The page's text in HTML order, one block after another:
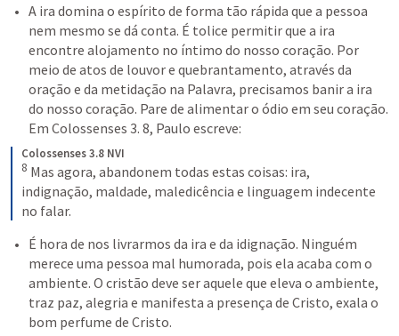
A ira domina o espírito de forma tão rápida que a pessoa
nem mesmo se dá conta. É tolice permitir que a ira
encontre alojamento no íntimo do nosso coração. Por
meio de atos de louvor e quebrantamento, através da
oração e da metidação na Palavra, precisamos banir a ira
do nosso coração. Pare de alimentar o ódio em seu coração.
Em Colossenses 3. 8, Paulo escreve:
Colossenses 3.8 NVI
8 Mas agora, abandonem todas estas coisas: ira,
indignação, maldade, maledicência e linguagem indecente
no falar.
É hora de nos livrarmos da ira e da idignação. Ninguém
merece uma pessoa mal humorada, pois ela acaba com o
ambiente. O cristão deve ser aquele que eleva o ambiente,
traz paz, alegria e manifesta a presença de Cristo, exala o
bom perfume de Cristo.